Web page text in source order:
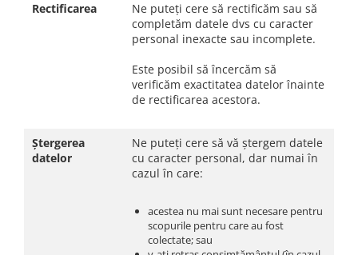
Rectificarea
Ne puteți cere să rectificăm sau să
completăm datele dvs cu caracter
personal inexacte sau incomplete.
Este posibil să încercăm să
verificăm exactitatea datelor înainte
de rectificarea acestora.
Ștergerea
datelor
Ne puteți cere să vă ștergem datele
cu caracter personal, dar numai în
cazul în care:
acestea nu mai sunt necesare pentru
scopurile pentru care au fost
colectate; sau